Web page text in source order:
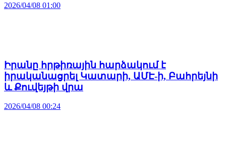
2026/04/08 01:00
Իրանը հրթիռային հարձակում է
իրականացրել Կատարի, ԱՄԷ-ի, Բահրեյնի
և Քուվեյթի վրա
2026/04/08 00:24